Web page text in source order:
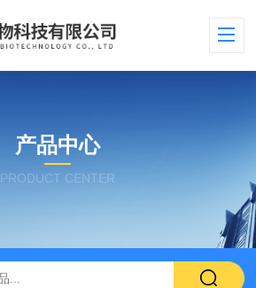
产品中心
PRODUCT CENTER